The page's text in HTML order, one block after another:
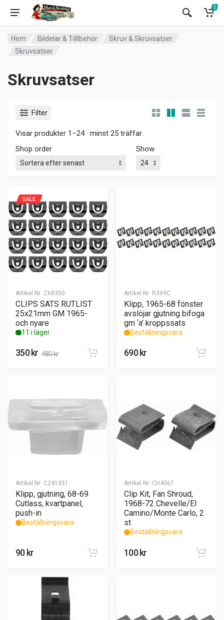
0
Hem Bildelar & Tilllbehör
Skruv & Skruvsatser
Skruvsatser
Skruvsatser
Filter
Visar produkter 1–24 · minst 25 träffar
Shop order
Show
Artikel Nr: Z68350
SALE
CLIPS SATS RUTLIST
25x21mm GM 1965-
och nyare
11 i lager
350 kr 480kr
Artikel Nr: R369C
Klipp, 1965-68 fönster
avslöjar gjutning bifoga
gm ‘a’ kroppssats
Beställningsvara
690 kr
Artikel Nr: C241351
Klipp, gjutning, 68-69
Cutlass, kvartpanel,
push-in
Beställningsvara
90kr
Artikel Nr: CH4067
Clip Kit, Fan Shroud,
1968-72 Chevelle/El
Camino/Monte Carlo, 2
st
Beställningsvara
100kr